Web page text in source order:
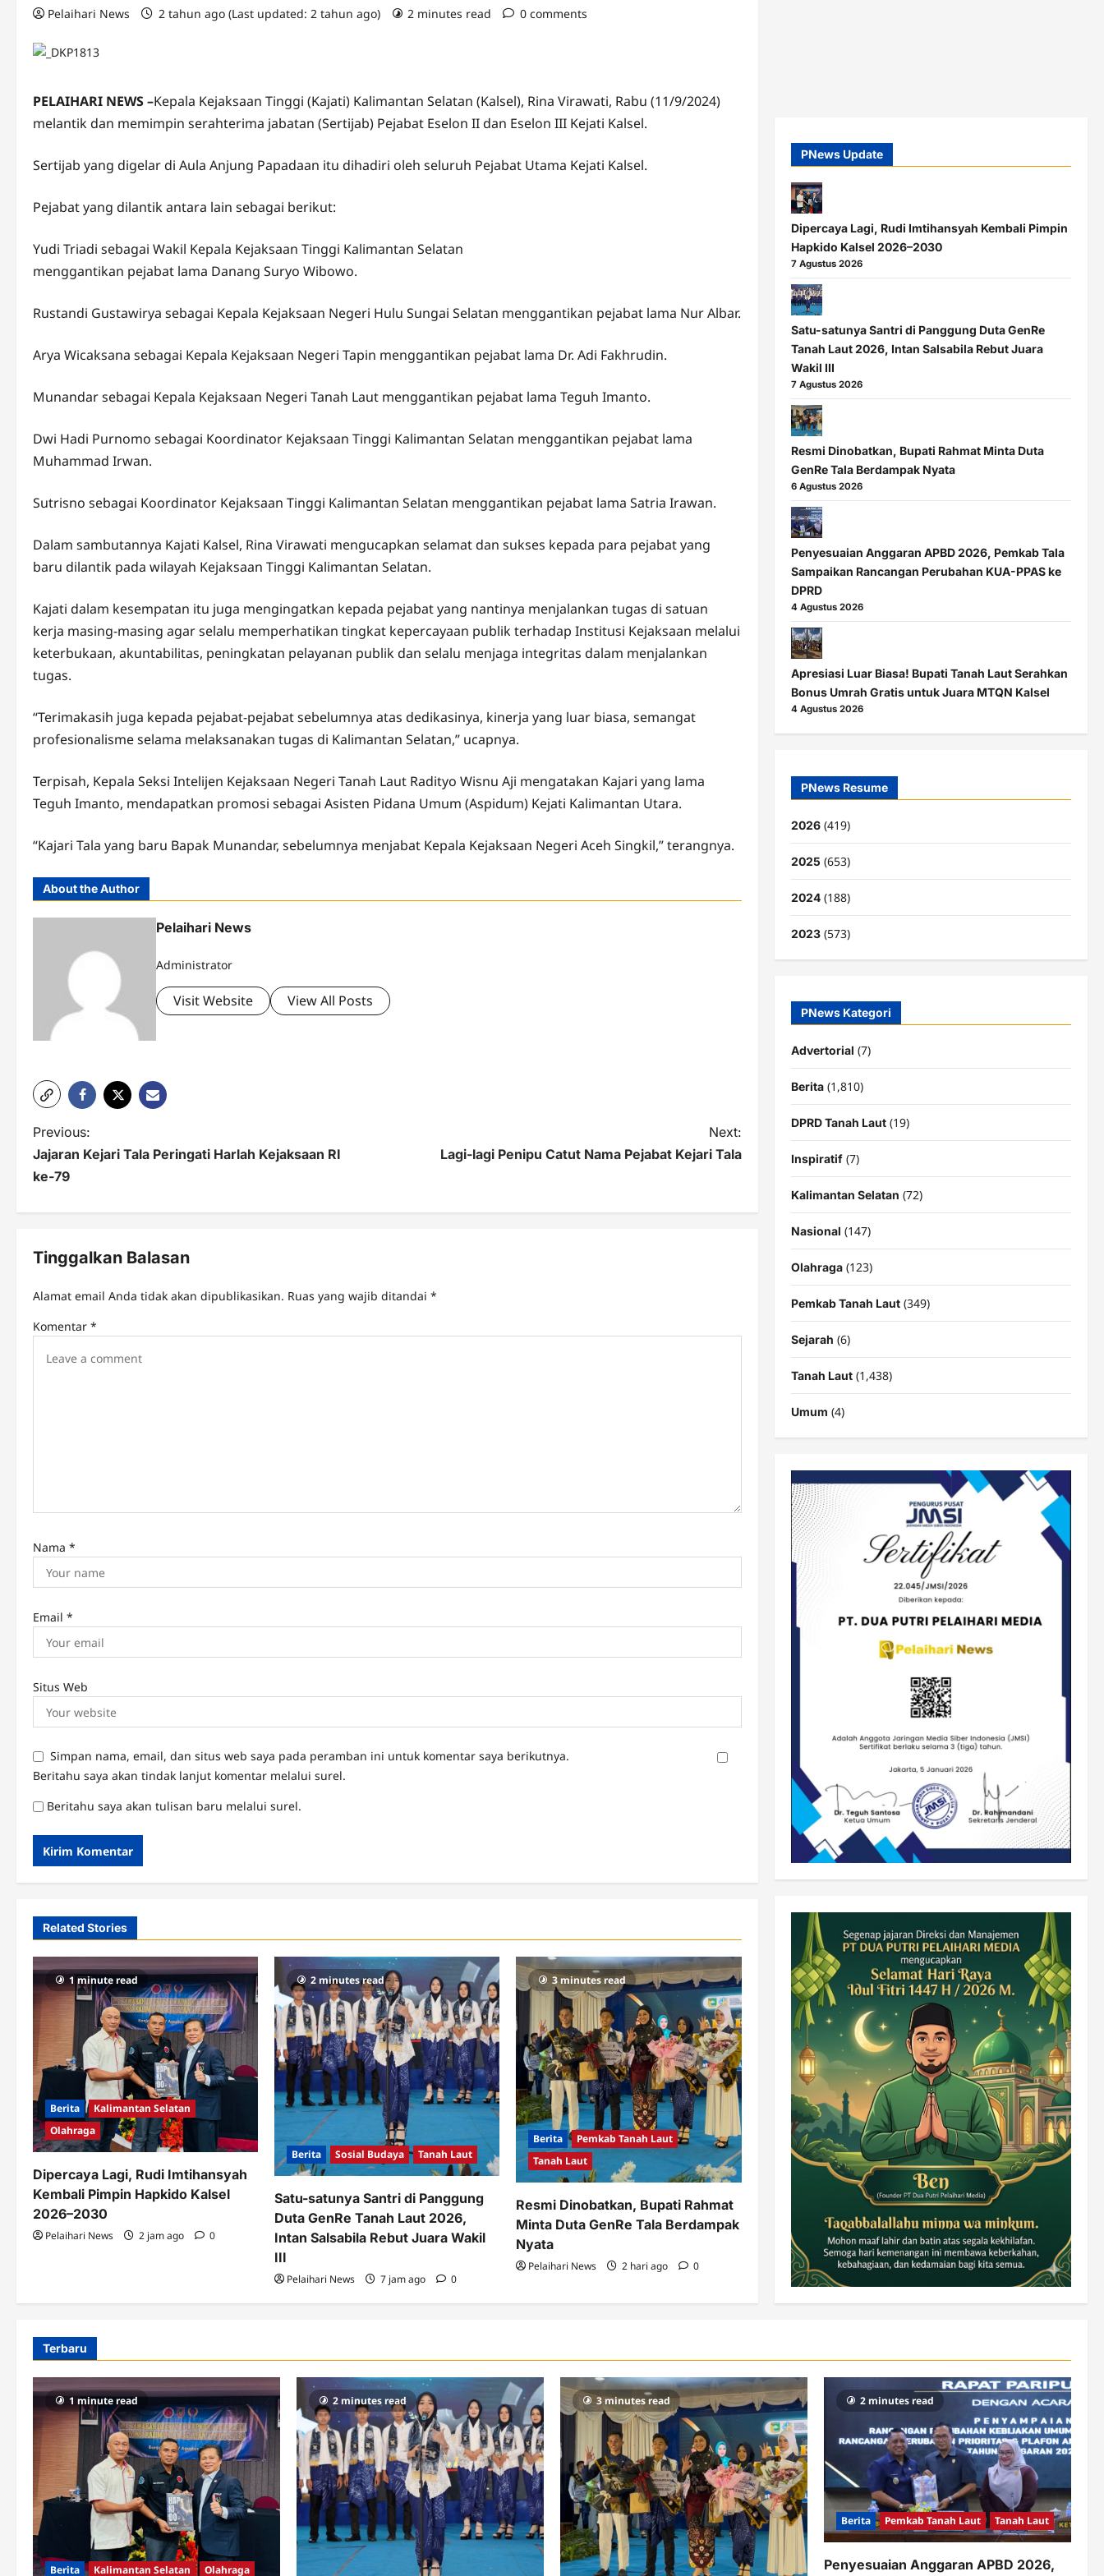
Pelaihari News 2 tahun ago (Last updated: 2 tahun ago) 2 minutes read 0 comments
PELAIHARI NEWS –Kepala Kejaksaan Tinggi (Kajati) Kalimantan Selatan (Kalsel), Rina Virawati, Rabu (11/9/2024)
melantik dan memimpin serahterima jabatan (Sertijab) Pejabat Eselon II dan Eselon III Kejati Kalsel.
Sertijab yang digelar di Aula Anjung Papadaan itu dihadiri oleh seluruh Pejabat Utama Kejati Kalsel.
Pejabat yang dilantik antara lain sebagai berikut:
Yudi Triadi sebagai Wakil Kepala Kejaksaan Tinggi Kalimantan Selatan
menggantikan pejabat lama Danang Suryo Wibowo.
Rustandi Gustawirya sebagai Kepala Kejaksaan Negeri Hulu Sungai Selatan menggantikan pejabat lama Nur Albar.
Arya Wicaksana sebagai Kepala Kejaksaan Negeri Tapin menggantikan pejabat lama Dr. Adi Fakhrudin.
Munandar sebagai Kepala Kejaksaan Negeri Tanah Laut menggantikan pejabat lama Teguh Imanto.
Dwi Hadi Purnomo sebagai Koordinator Kejaksaan Tinggi Kalimantan Selatan menggantikan pejabat lama
Muhammad Irwan.
Sutrisno sebagai Koordinator Kejaksaan Tinggi Kalimantan Selatan menggantikan pejabat lama Satria Irawan.
Dalam sambutannya Kajati Kalsel, Rina Virawati mengucapkan selamat dan sukses kepada para pejabat yang
baru dilantik pada wilayah Kejaksaan Tinggi Kalimantan Selatan.
Kajati dalam kesempatan itu juga mengingatkan kepada pejabat yang nantinya menjalankan tugas di satuan
kerja masing-masing agar selalu memperhatikan tingkat kepercayaan publik terhadap Institusi Kejaksaan melalui
keterbukaan, akuntabilitas, peningkatan pelayanan publik dan selalu menjaga integritas dalam menjalankan
tugas.
“Terimakasih juga kepada pejabat-pejabat sebelumnya atas dedikasinya, kinerja yang luar biasa, semangat
profesionalisme selama melaksanakan tugas di Kalimantan Selatan,” ucapnya.
Terpisah, Kepala Seksi Intelijen Kejaksaan Negeri Tanah Laut Radityo Wisnu Aji mengatakan Kajari yang lama
Teguh Imanto, mendapatkan promosi sebagai Asisten Pidana Umum (Aspidum) Kejati Kalimantan Utara.
“Kajari Tala yang baru Bapak Munandar, sebelumnya menjabat Kepala Kejaksaan Negeri Aceh Singkil,” terangnya.
About the Author
Pelaihari News
Administrator
Visit Website View All Posts
P
o
n
i
n
Previous:
Jajaran Kejari Tala Peringati Harlah Kejaksaan RI
ke-79
Next:
Lagi-lagi Penipu Catut Nama Pejabat Kejari Tala
Tinggalkan Balasan
Alamat email Anda tidak akan dipublikasikan. Ruas yang wajib ditandai *
Komentar *
Nama *
Email *
Situs Web
Simpan nama, email, dan situs web saya pada peramban ini untuk komentar saya berikutnya.
Beritahu saya akan tindak lanjut komentar melalui surel.
Beritahu saya akan tulisan baru melalui surel.
Related Stories
1 minute read
Berita
Kalimantan Selatan
Olahraga
Dipercaya Lagi, Rudi Imtihansyah
Kembali Pimpin Hapkido Kalsel
2026–2030
Pelaihari News 2 jam ago 0
2 minutes read
Berita Sosial Budaya Tanah Laut
Satu-satunya Santri di Panggung
Duta GenRe Tanah Laut 2026,
Intan Salsabila Rebut Juara Wakil
III
Pelaihari News 7 jam ago 0
3 minutes read
Berita
Pemkab Tanah Laut
Tanah Laut
Resmi Dinobatkan, Bupati Rahmat
Minta Duta GenRe Tala Berdampak
Nyata
Pelaihari News 2 hari ago 0
PNews Update
Dipercaya Lagi, Rudi Imtihansyah Kembali Pimpin
Hapkido Kalsel 2026–2030
7 Agustus 2026
Satu-satunya Santri di Panggung Duta GenRe
Tanah Laut 2026, Intan Salsabila Rebut Juara
Wakil III
7 Agustus 2026
Resmi Dinobatkan, Bupati Rahmat Minta Duta
GenRe Tala Berdampak Nyata
6 Agustus 2026
Penyesuaian Anggaran APBD 2026, Pemkab Tala
Sampaikan Rancangan Perubahan KUA-PPAS ke
DPRD
4 Agustus 2026
Apresiasi Luar Biasa! Bupati Tanah Laut Serahkan
Bonus Umrah Gratis untuk Juara MTQN Kalsel
4 Agustus 2026
PNews Resume
2026(419)
2025 (653)
2024(188)
2023(573)
PNews Kategori
Advertorial (7)
Berita(1,810)
DPRD Tanah Laut(19)
Inspiratif(7)
Kalimantan Selatan (72)
Nasional (147)
Olahraga(123)
Pemkab Tanah Laut(349)
Sejarah (6)
Tanah Laut(1,438)
Umum (4)
Terbaru
1 minute read
Berita Kalimantan Selatan Olahraga
2 minutes read 3 minutes read 2 minutes read
Berita Pemkab Tanah Laut Tanah Laut
Penyesuaian Anggaran APBD 2026,